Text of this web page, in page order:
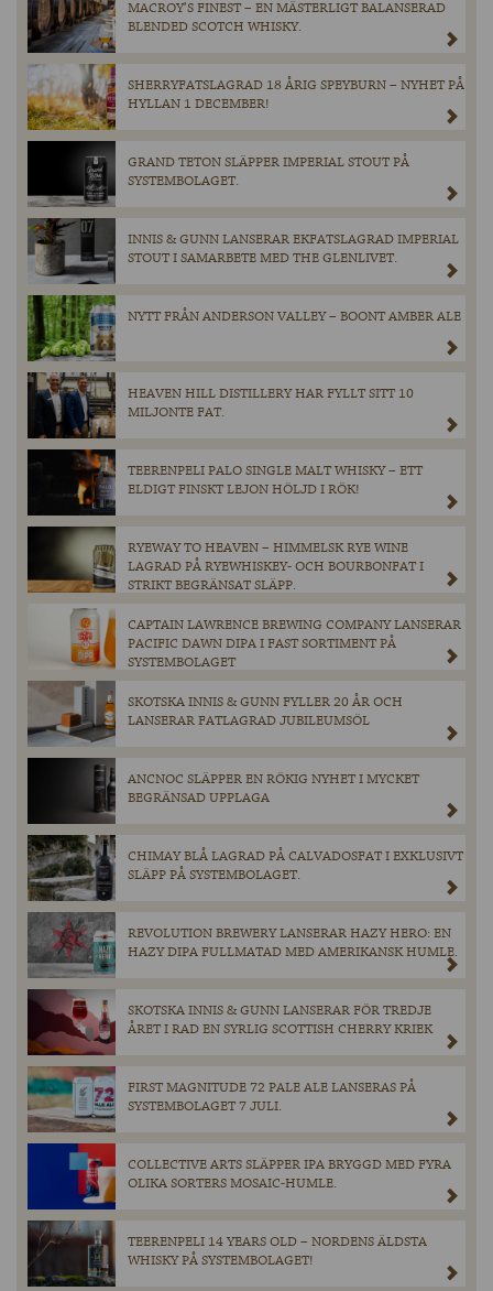
MACROY’S FINEST – EN MÄSTERLIGT BALANSERAD
BLENDED SCOTCH WHISKY.
SHERRYFATSLAGRAD 18 ÅRIG SPEYBURN – NYHET PÅ
HYLLAN 1 DECEMBER!
GRAND TETON SLÄPPER IMPERIAL STOUT PÅ
SYSTEMBOLAGET.
INNIS & GUNN LANSERAR EKFATSLAGRAD IMPERIAL
STOUT I SAMARBETE MED THE GLENLIVET.
NYTT FRÅN ANDERSON VALLEY – BOONT AMBER ALE
HEAVEN HILL DISTILLERY HAR FYLLT SITT 10
MILJONTE FAT.
TEERENPELI PALO SINGLE MALT WHISKY – ETT
ELDIGT FINSKT LEJON HÖLJD I RÖK!
RYEWAY TO HEAVEN – HIMMELSK RYE WINE
LAGRAD PÅ RYEWHISKEY- OCH BOURBONFAT I
STRIKT BEGRÄNSAT SLÄPP.
CAPTAIN LAWRENCE BREWING COMPANY LANSERAR
PACIFIC DAWN DIPA I FAST SORTIMENT PÅ
SYSTEMBOLAGET
SKOTSKA INNIS & GUNN FYLLER 20 ÅR OCH
LANSERAR FATLAGRAD JUBILEUMSÖL
ANCNOC SLÄPPER EN RÖKIG NYHET I MYCKET
BEGRÄNSAD UPPLAGA
CHIMAY BLÅ LAGRAD PÅ CALVADOSFAT I EXKLUSIVT
SLÄPP PÅ SYSTEMBOLAGET.
REVOLUTION BREWERY LANSERAR HAZY HERO: EN
HAZY DIPA FULLMATAD MED AMERIKANSK HUMLE.
SKOTSKA INNIS & GUNN LANSERAR FÖR TREDJE
ÅRET I RAD EN SYRLIG SCOTTISH CHERRY KRIEK
FIRST MAGNITUDE 72 PALE ALE LANSERAS PÅ
SYSTEMBOLAGET 7 JULI.
COLLECTIVE ARTS SLÄPPER IPA BRYGGD MED FYRA
OLIKA SORTERS MOSAIC-HUMLE.
TEERENPELI 14 YEARS OLD – NORDENS ÄLDSTA
WHISKY PÅ SYSTEMBOLAGET!